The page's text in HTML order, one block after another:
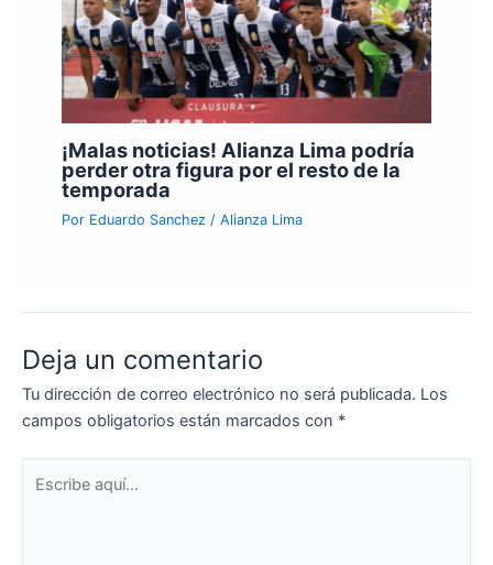
¡Malas noticias! Alianza Lima podría
perder otra figura por el resto de la
temporada
Por Eduardo Sanchez /Alianza Lima
Deja un comentario
Tu dirección de correo electrónico no será publicada. Los
campos obligatorios están marcados con *
aquí...